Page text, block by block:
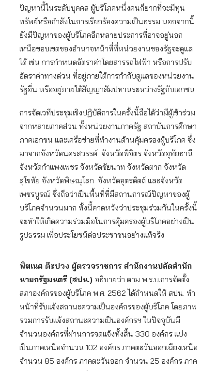
ปัญหานี้ในระดับบุคคล ผู้บริโภคหนึ่งคนก็ยากที่จะมีทุน
ทรัพย์หรือกำลังในการเรียกร้องความเป็นธรรม นอกจากนี้
ยังมีปัญหาของผู้บริโภคอีกหลายประการที่อาจอยู่นอก
เหนือขอบเขตของอำนาจหน้าที่ที่หน่วยงานของรัฐจะดูแล
ได้ เช่น การกำหนดอัตราค่าโดยสารรถไฟฟ้า หรือการปรับ
อัตราค่าทางด่วน ที่อยู่ภายใต้การกำกับดูแลของหน่วยงาน
รัฐอื่น หรืออยู่ภายใต้สัญญาสัมปทานระหว่างรัฐกับเอกชน
การจัดเวทีประชุมเชิงปฏิบัติการในครั้งนี้ถือได้ว่ามีผู้เข้าร่วม
จากหลายภาคส่วน ทั้งหน่วยงานภาครัฐ สถาบันการศึกษา
ภาคเอกชน และเครือข่ายที่ทำงานด้านคุ้มครองผู้บริโภค ซึ่ง
มาจากจังหวัดนครสวรรค์ จังหวัดพิจิตร จังหวัดอุทัยธานี
จังหวัดกำแพงเพชร จังหวัดชัยนาท จังหวัดตาก จังหวัด
สุโขทัย จังหวัดพิษณุโลก จังหวัดอุตรดิตถ์ และจังหวัด
เพชรบูรณ์ ซึ่งถือว่าเป็นพื้นที่ที่มีสถานการณ์ปัญหาของผู้
บริโภคจำนวนมาก ทั้งนี้คาดหวังว่าประชุมร่วมกันในครั้งนี้
จะทำให้เกิดความร่วมมือในการคุ้มครองผู้บริโภคอย่างเป็น
รูปธรรม เพื่อประโยชน์ต่อประชาชนอย่างแท้จริง
พิฆเนศ ต๊ะปวง ผู้ตรวจราชการ สำนักงานปลัดสำนัก
นายกรัฐมนตรี (สปน.) อธิบายว่า ตาม พ.ร.บ.การจัดตั้ง
สภาองค์กรของผู้บริโภค พ.ศ. 2562 ได้กำหนดให้ สปน. ทำ
หน้าที่รับแจ้งสถานะความเป็นองค์กรของผู้บริโภค โดยภาพ
รวมการรับแจ้งสถานะความเป็นองค์กรฯ ในปัจจุบันมี
จำนวนองค์กรที่ผ่านการจดแจ้งทั้งสิ้น 330 องค์กร แบ่ง
เป็นภาคเหนือจำนวน 102 องค์กร ภาคตะวันออกเฉียงเหนือ
จำนวน 85 องค์กร ภาคตะวันออก จำนวน 25 องค์กร ภาค